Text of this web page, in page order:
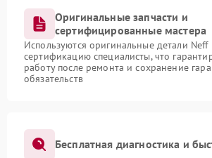
Оригинальные запчасти и
сертифицированные мастера
Используются оригинальные детали
сертификацию специалисты, что
работу после ремонта и сохранение
обязательств
Бесплатная диагностика и